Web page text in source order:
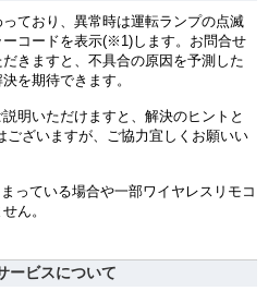
ており、異常時は運転ランプの点滅
コードを表示(※1)します。お問合せ
きますと、不具合の原因を予測した
を期待できます。
明いただけますと、解決のヒントと
ざいますが、ご協力宜しくお願いい
っている場合や一部ワイヤレスリモコ
ん。
ービスについて